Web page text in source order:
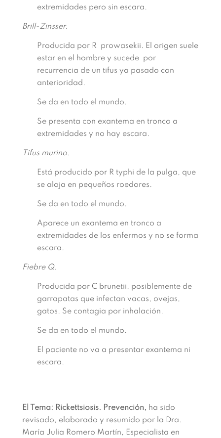
extremidades pero sin escara.
Brill-Zinsser.
Producida por R prowasekii. El origen suele
estar en el hombre y sucede por
recurrencia de un tifus ya pasado con
anterioridad.
Se da en todo el mundo.
Se presenta con exantema en tronco a
extremidades y no hay escara.
Tifus murino.
Está producido por R typhi de la pulga, que
se aloja en pequeños roedores.
Se da en todo el mundo.
Aparece un exantema en tronco a
extremidades de los enfermos y no se forma
escara.
Fiebre Q.
Producida por C brunetii, posiblemente de
garrapatas que infectan vacas, ovejas,
gatos. Se contagia por inhalación.
Se da en todo el mundo.
El paciente no va a presentar exantema ni
escara.
El Tema: Rickettsiosis. Prevención, ha sido
revisado, elaborado y resumido por la Dra.
María Julia Romero Martín, Especialista en